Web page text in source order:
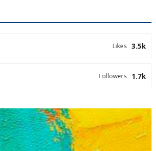
3.5k
Likes
1.7k
Followers